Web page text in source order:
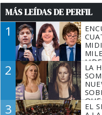
MÁS LEÍDAS DE PERFIL
1
2
LA
3
EL